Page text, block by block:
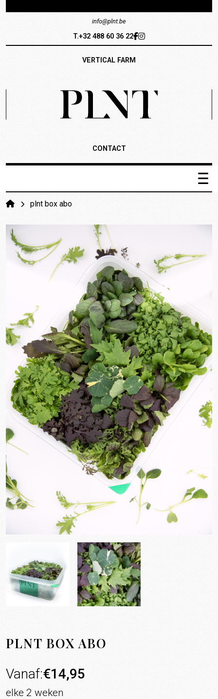
info@plnt.be
T.+32 488 60 36 22
VERTICAL FARM
CONTACT
PLNT boxen
Restaurants
Contact
Mijn account
Winkelmand
plnt box abo
PLNT BOX ABO
Vanaf:€14,95
elke 2 weken